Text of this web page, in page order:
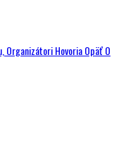
Organizátori Hovoria Opäť O